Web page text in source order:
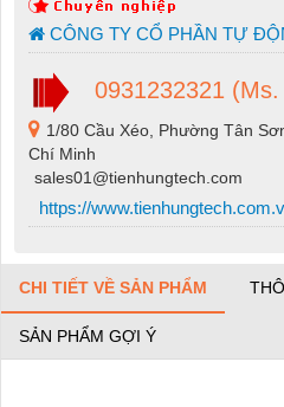
CÔNG TY CỔ PHẦN TỰ
0931232321 (Ms.
1/80 Cầu Xéo, Phường Tân
Chí Minh
sales01@tienhungtech.com
https://
CHI TIẾT VỀ SẢN PHẨM
SẢN PHẨM GỢI Ý